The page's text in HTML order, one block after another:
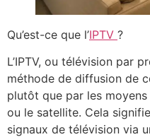
Qu’est-ce que l’IPTV ?
L’IPTV, ou télévision par
méthode de diffusion de
plutôt que par les
ou le satellite. Cela
signaux de télévision via